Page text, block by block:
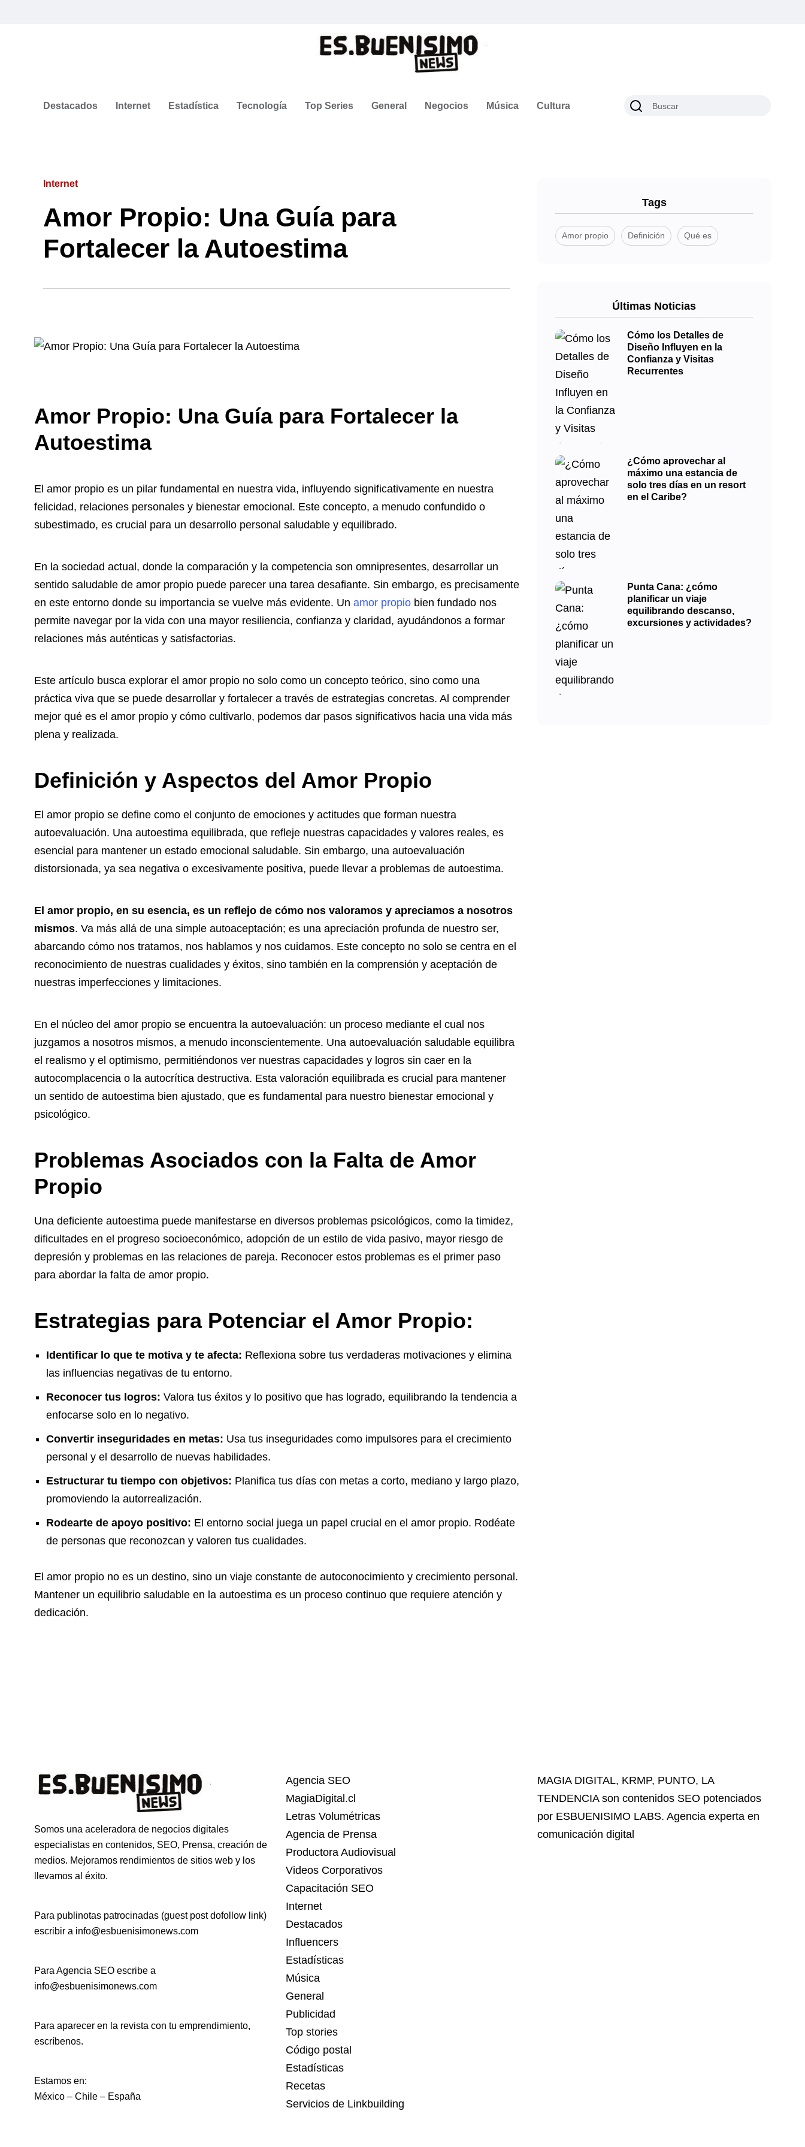
Destacados Internet Estadística Tecnología Top Series General Negocios Música Cultura
Internet
Amor Propio: Una Guía para
Fortalecer la Autoestima
Amor Propio: Una Guía para Fortalecer la
Autoestima
El amor propio es un pilar fundamental en nuestra vida, influyendo significativamente en nuestra
felicidad, relaciones personales y bienestar emocional. Este concepto, a menudo confundido o
subestimado, es crucial para un desarrollo personal saludable y equilibrado.
En la sociedad actual, donde la comparación y la competencia son omnipresentes, desarrollar un
sentido saludable de amor propio puede parecer una tarea desafiante. Sin embargo, es precisamente
en este entorno donde su importancia se vuelve más evidente. Un amor propio bien fundado nos
permite navegar por la vida con una mayor resiliencia, confianza y claridad, ayudándonos a formar
relaciones más auténticas y satisfactorias.
Este artículo busca explorar el amor propio no solo como un concepto teórico, sino como una
práctica viva que se puede desarrollar y fortalecer a través de estrategias concretas. Al comprender
mejor qué es el amor propio y cómo cultivarlo, podemos dar pasos significativos hacia una vida más
plena y realizada.
Definición y Aspectos del Amor Propio
El amor propio se define como el conjunto de emociones y actitudes que forman nuestra
autoevaluación. Una autoestima equilibrada, que refleje nuestras capacidades y valores reales, es
esencial para mantener un estado emocional saludable. Sin embargo, una autoevaluación
distorsionada, ya sea negativa o excesivamente positiva, puede llevar a problemas de autoestima.
El amor propio, en su esencia, es un reflejo de cómo nos valoramos y apreciamos a nosotros
mismos. Va más allá de una simple autoaceptación; es una apreciación profunda de nuestro ser,
abarcando cómo nos tratamos, nos hablamos y nos cuidamos. Este concepto no solo se centra en el
reconocimiento de nuestras cualidades y éxitos, sino también en la comprensión y aceptación de
nuestras imperfecciones y limitaciones.
En el núcleo del amor propio se encuentra la autoevaluación: un proceso mediante el cual nos
juzgamos a nosotros mismos, a menudo inconscientemente. Una autoevaluación saludable equilibra
el realismo y el optimismo, permitiéndonos ver nuestras capacidades y logros sin caer en la
autocomplacencia o la autocrítica destructiva. Esta valoración equilibrada es crucial para mantener
un sentido de autoestima bien ajustado, que es fundamental para nuestro bienestar emocional y
psicológico.
Problemas Asociados con la Falta de Amor
Propio
Una deficiente autoestima puede manifestarse en diversos problemas psicológicos, como la timidez,
dificultades en el progreso socioeconómico, adopción de un estilo de vida pasivo, mayor riesgo de
depresión y problemas en las relaciones de pareja. Reconocer estos problemas es el primer paso
para abordar la falta de amor propio.
Estrategias para Potenciar el Amor Propio:
Identificar lo que te motiva y te afecta: Reflexiona sobre tus verdaderas motivaciones y elimina
las influencias negativas de tu entorno.
Reconocer tus logros: Valora tus éxitos y lo positivo que has logrado, equilibrando la tendencia a
enfocarse solo en lo negativo.
Convertir inseguridades en metas: Usa tus inseguridades como impulsores para el crecimiento
personal y el desarrollo de nuevas habilidades.
Estructurar tu tiempo con objetivos: Planifica tus días con metas a corto, mediano y largo plazo,
promoviendo la autorrealización.
Rodearte de apoyo positivo: El entorno social juega un papel crucial en el amor propio. Rodéate
de personas que reconozcan y valoren tus cualidades.
El amor propio no es un destino, sino un viaje constante de autoconocimiento y crecimiento personal.
Mantener un equilibrio saludable en la autoestima es un proceso continuo que requiere atención y
dedicación.
Tags
Amor propio Definición Qué es
Últimas Noticias
Cómo los Detalles de
Diseño Influyen en la
Confianza y Visitas
Recurrentes
¿Cómo aprovechar al
máximo una estancia de
solo tres días en un resort
en el Caribe?
Punta Cana: ¿cómo
planificar un viaje
equilibrando descanso,
excursiones y actividades?
Somos una aceleradora de negocios digitales
especialistas en contenidos, SEO, Prensa, creación de
medios. Mejoramos rendimientos de sitios web y los
llevamos al éxito.
Para publinotas patrocinadas (guest post dofollow link)
escribir a info@esbuenisimonews.com
Para Agencia SEO escribe a
info@esbuenisimonews.com
Para aparecer en la revista con tu emprendimiento,
escríbenos.
Estamos en:
México – Chile – España
Agencia SEO
MagiaDigital.cl
Letras Volumétricas
Agencia de Prensa
Productora Audiovisual
Videos Corporativos
Capacitación SEO
Internet
Destacados
Influencers
Estadísticas
Música
General
Publicidad
Top stories
Código postal
Estadísticas
Recetas
Servicios de Linkbuilding
MAGIA DIGITAL, KRMP, PUNTO, LA
TENDENCIAson contenidos SEO potenciados
por ESBUENISIMO LABS. Agencia experta en
comunicación digital